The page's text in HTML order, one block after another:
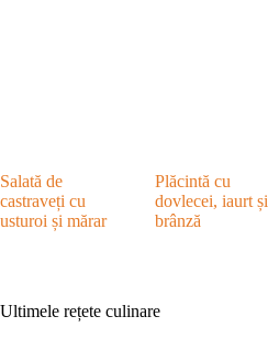
Salată de
castraveți cu
usturoi și mărar
Plăcintă cu
dovlecei, iaurt și
brânză
Ultimele rețete culinare